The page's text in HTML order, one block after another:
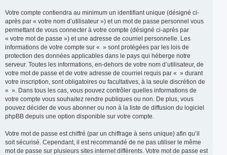
Votre compte contiendra au minimum un identifiant unique (désigné ci-
après par « votre nom d’utilisateur ») et un mot de passe personnel vous
permettant de vous connecter à votre compte (désigné ci-après par
« votre mot de passe ») et une adresse de courriel personnelle. Les
informations de votre compte sur « » sont protégées par les lois de
protection des données applicables dans le pays qui héberge notre
serveur. Toutes les informations, en-dehors de votre nom d’utilisateur, de
votre mot de passe et de votre adresse de courriel requis par « » durant
votre inscription, sont obligatoires ou facultatives, à la seule discrétion de
« ». Dans tous les cas, vous pouvez contrôler quelles informations de
votre compte vous souhaitez rendre publiques ou non. De plus, vous
pouvez décider de vous abonner ou non à la liste de diffusion du logiciel
phpBB depuis une option disponible sur votre compte.
Votre mot de passe est chiffré (par un chiffrage à sens unique) afin qu’il
soit sécurisé. Cependant, il est recommandé de ne pas utiliser le même
mot de passe sur plusieurs sites internet différents. Votre mot de passe est